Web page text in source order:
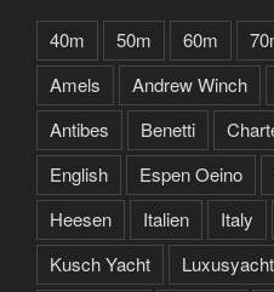
40m 50m 60m
Amels
Andrew Winch
Antibes
Benetti
English
Espen Oeino
Heesen
Italien Italy
Kusch Yacht
Luxusyacht